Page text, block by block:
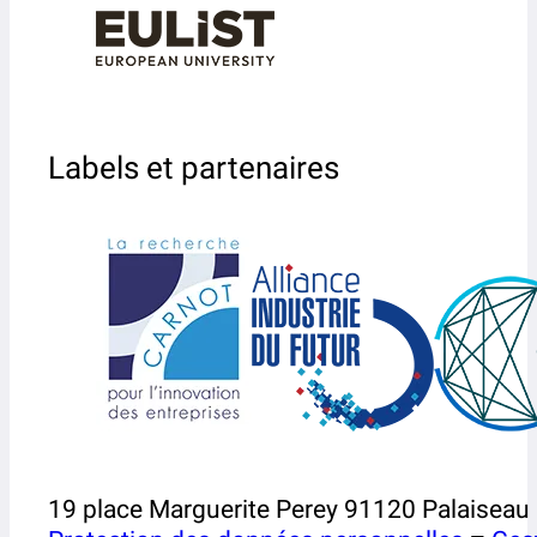
Labels et partenaires
19 place Marguerite Perey 91120